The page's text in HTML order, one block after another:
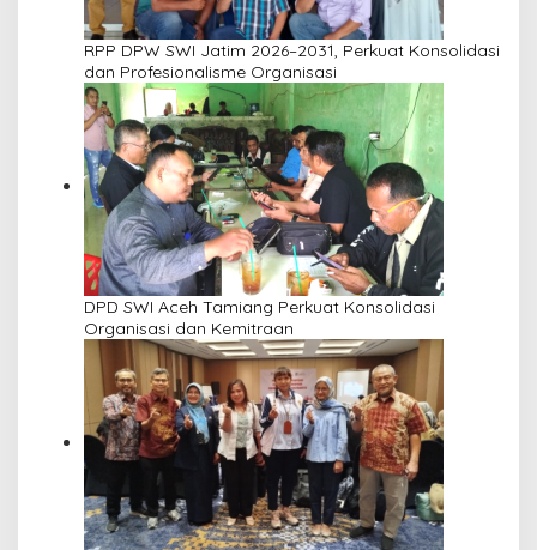
RPP DPW SWI Jatim 2026–2031, Perkuat Konsolidasi
dan Profesionalisme Organisasi
DPD SWI Aceh Tamiang Perkuat Konsolidasi
Organisasi dan Kemitraan